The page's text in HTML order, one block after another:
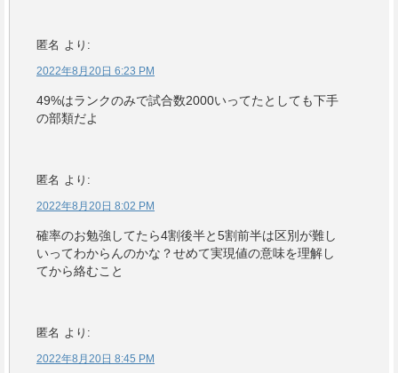
匿名 より:
2022年8月20日 6:23 PM
49%はランクのみで試合数2000いってたとしても下手
の部類だよ
匿名 より:
2022年8月20日 8:02 PM
確率のお勉強してたら4割後半と5割前半は区別が難し
いってわからんのかな？せめて実現値の意味を理解し
てから絡むこと
匿名 より:
2022年8月20日 8:45 PM